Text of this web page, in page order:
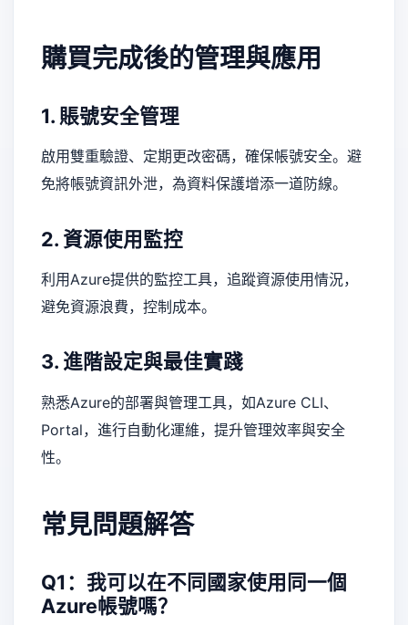
購買完成後的管理與應用
1. 賬號安全管理
啟用雙重驗證、定期更改密碼，確保帳號安全。避
免將帳號資訊外泄，為資料保護增添一道防線。
2. 資源使用監控
利用Azure提供的監控工具，追蹤資源使用情況，
避免資源浪費，控制成本。
3. 進階設定與最佳實踐
熟悉Azure的部署與管理工具，如Azure CLI、
Portal，進行自動化運維，提升管理效率與安全
性。
常見問題解答
Q1：我可以在不同國家使用同一個
Azure帳號嗎？